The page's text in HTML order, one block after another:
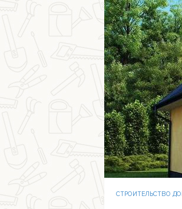
СТРОИТЕЛЬСТВО